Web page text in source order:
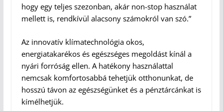
hogy egy teljes szezonban, akár non-stop használat
mellett is, rendkívül alacsony számokról van szó.”
Az innovatív klímatechnológia okos,
energiatakarékos és egészséges megoldást kínál a
nyári forróság ellen. A hatékony használattal
nemcsak komfortosabbá tehetjük otthonunkat, de
hosszú távon az egészségünket és a pénztárcánkat is
kímélhetjük.